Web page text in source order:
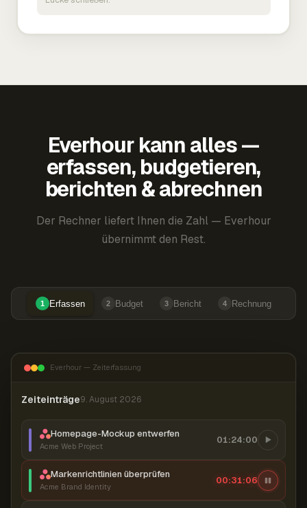
Everhour kann alles —
erfassen, budgetieren,
berichten & abrechnen
Der Rechner liefert Ihnen die Zahl — Everhour
übernimmt den Rest.
1 Erfassen 2 Budget 3 Bericht 4 Rechnung
Everhour — Zeiterfassung
Zeiteinträge9. August 2026
Homepage-Mockup entwerfen
Acme Web Project
01:24:00
Markenrichtlinien überprüfen
Acme Brand Identity
00:31:06